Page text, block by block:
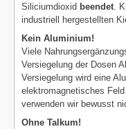
Siliciumdioxid beendet .
industriell hergestellten
Kein Aluminium!
Viele
Versiegelung der Dosen
Versiegelung wird eine
elektromagnetisches
verwenden wir bewusst
Ohne Talkum!